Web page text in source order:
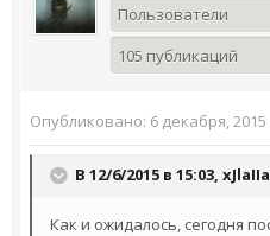
Пользователи
105 публикаций
Опубликовано: 6 декабря, 2015
В 12/6/2015 в 15:03,
Как и ожидалось, сегодня